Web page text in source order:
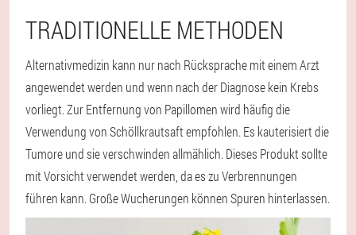
TRADITIONELLE METHODEN
Alternativmedizin kann nur nach Rücksprache mit einem Arzt
angewendet werden und wenn nach der Diagnose kein Krebs
vorliegt. Zur Entfernung von Papillomen wird häufig die
Verwendung von Schöllkrautsaft empfohlen. Es kauterisiert die
Tumore und sie verschwinden allmählich. Dieses Produkt sollte
mit Vorsicht verwendet werden, da es zu Verbrennungen
führen kann. Große Wucherungen können Spuren hinterlassen.